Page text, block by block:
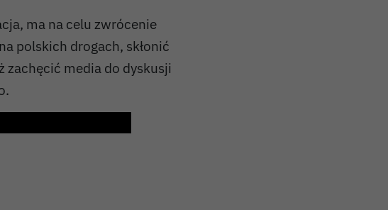
ma na celu zwrócenie
polskich drogach, skłonić
media do dyskusji